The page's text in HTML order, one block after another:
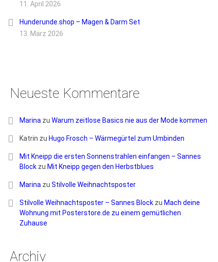
11. April 2026
Hunderunde.shop – Magen & Darm Set
13. März 2026
Neueste Kommentare
Marina zu Warum zeitlose Basics nie aus der Mode kommen
Katrin zu Hugo Frosch – Wärmegürtel zum Umbinden
Mit Kneipp die ersten Sonnenstrahlen einfangen – Sannes
Block zu Mit Kneipp gegen den Herbstblues
Marina zu Stilvolle Weihnachtsposter
Stilvolle Weihnachtsposter – Sannes Block zu Mach deine
Wohnung mit Posterstore.de zu einem gemütlichen
Zuhause
Archiv